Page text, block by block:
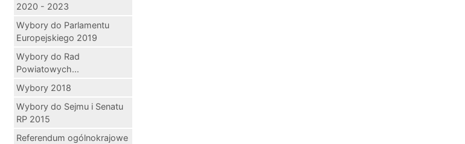
2020 - 2023
Wybory do Parlamentu
Europejskiego 2019
Wybory do Rad
Powiatowych...
Wybory 2018
Wybory do Sejmu i Senatu
RP 2015
Referendum ogólnokrajowe